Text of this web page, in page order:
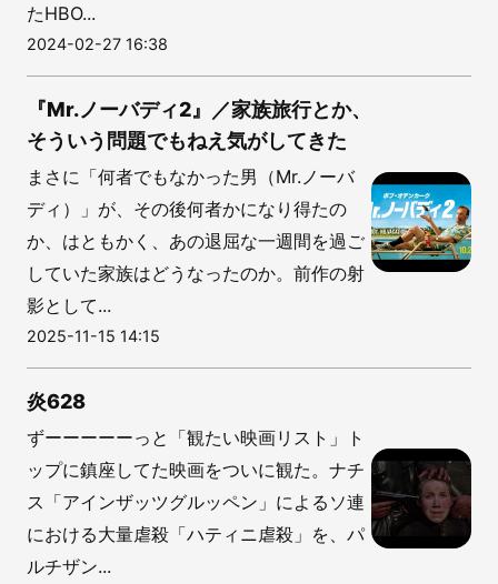
たHBO...
2024-02-27 16:38
『Mr.ノーバディ2』／家族旅行とか、
そういう問題でもねえ気がしてきた
まさに「何者でもなかった男（Mr.ノーバ
ディ）」が、その後何者かになり得たの
か、はともかく、あの退屈な一週間を過ご
していた家族はどうなったのか。前作の射
影として...
2025-11-15 14:15
炎628
ずーーーーーっと「観たい映画リスト」ト
ップに鎮座してた映画をついに観た。ナチ
ス「アインザッツグルッペン」によるソ連
における大量虐殺「ハティニ虐殺」を、パ
ルチザン...